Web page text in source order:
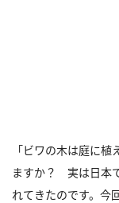
「ビワの木は庭に
ますか？ 実は日本
れてきたのです。今